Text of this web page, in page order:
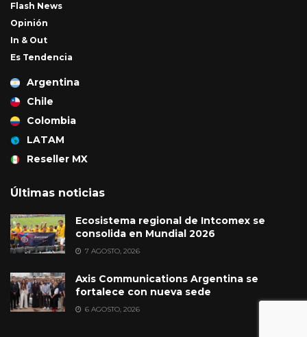
Flash News
Opinión
In & Out
Es Tendencia
Argentina
Chile
Colombia
LATAM
Reseller MX
Últimas noticias
Ecosistema regional de Intcomex se
consolida en Mundial 2026
7 AGOSTO, 2026
Axis Communications Argentina se
fortalece con nueva sede
6 AGOSTO, 2026